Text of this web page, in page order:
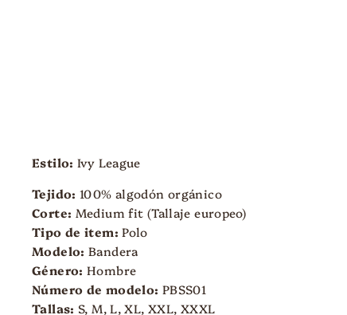
Estilo: Ivy League
Tejido: 100% algodón orgánico
Corte: Medium fit (Tallaje europeo)
Tipo de item:Polo
Modelo: Bandera
Género: Hombre
Número de modelo: PBSS01
Tallas: S, M, L, XL, XXL, XXXL